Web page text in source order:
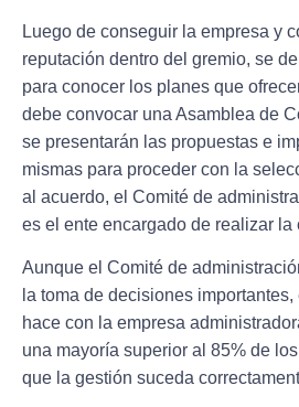
Luego de conseguir la empresa y
reputación dentro del gremio, se
para conocer los planes que
debe convocar una Asamblea de
se presentarán las propuestas e
mismas para proceder con la
al acuerdo, el Comité de
es el ente encargado de realizar la
Aunque el Comité de
la toma de decisiones
hace con la empresa
una mayoría superior al 85% de
que la gestión suceda